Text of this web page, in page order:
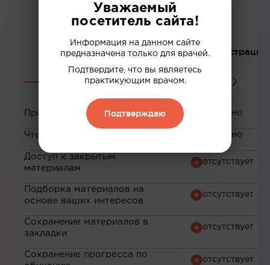
возможности нашей
платформы!
До регистрации
Просмотр вебинаров
Чтение статей
Доступ к закрытым
материалам
Подборка материалов на
основе ваших интересов
Сохранение материалов в
закладки
Сохранение прогресса по
Уважаемый
посетитель сайта!
Информация на данном сайте
предназначена только для врачей.
Подтвердите, что вы являетесь
практикующим врачом.
Подтверждаю